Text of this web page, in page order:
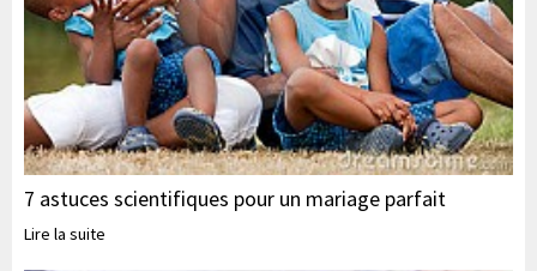
7 astuces scientifiques pour un mariage parfait
Lire la suite